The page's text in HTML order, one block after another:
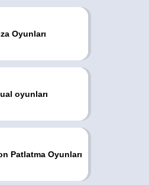
Oyunları
oyunları
Patlatma Oyunları